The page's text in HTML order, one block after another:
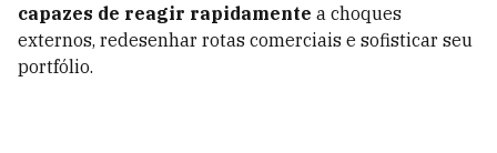
capazes de reagir rapidamente a choques
externos, redesenhar rotas comerciais e sofisticar seu
portfólio.